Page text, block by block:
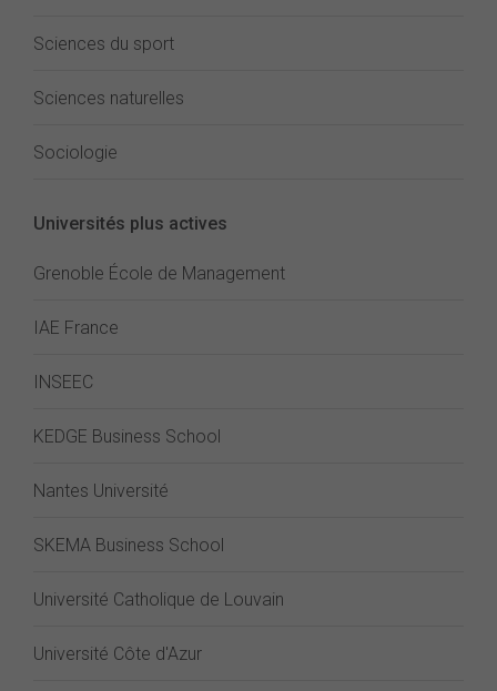
Sciences du sport
Sciences naturelles
Sociologie
Universités plus actives
Grenoble École de Management
IAE France
INSEEC
KEDGE Business School
Nantes Université
SKEMA Business School
Université Catholique de Louvain
Université Côte d'Azur